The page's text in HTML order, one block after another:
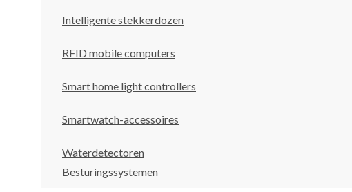
Intelligente stekkerdozen
RFID mobile computers
Smart home light controllers
Smartwatch-accessoires
Waterdetectoren
Besturingssystemen